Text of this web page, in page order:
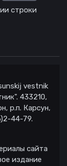
строки
vestnik
433210,
р.п. Карсун,
44-79.
сайта
издание